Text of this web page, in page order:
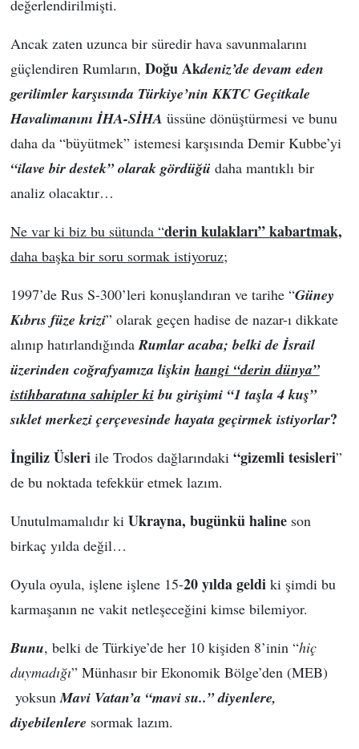
değerlendirilmişti.
Ancak zaten uzunca bir süredir hava savunmalarını
güçlendiren Rumların, Doğu Akdeniz’de devam eden
gerilimler karşısında Türkiye’nin KKTC Geçitkale
Havalimanını İHA-SİHA üssüne dönüştürmesi ve bunu
daha da “büyütmek” istemesi karşısında Demir Kubbe’yi
“ilave bir destek” olarak gördüğü daha mantıklı bir
analiz olacaktır…
Ne var ki biz bu sütunda “derin kulakları” kabartmak,
daha başka bir soru sormak istiyoruz;
1997’de Rus S-300’leri konuşlandıran ve tarihe “Güney
Kıbrıs füze krizi” olarak geçen hadise de nazar-ı dikkate
alınıp hatırlandığındaRumlar acaba; belki de İsrail
üzerinden coğrafyamıza lişkin hangi “derin dünya”
istihbaratına sahipler kibu girişimi “1 taşla 4 kuş”
sıklet merkezi çerçevesinde hayata geçirmek istiyorlar?
İngiliz Üsleri ile Trodos dağlarındaki“gizemli tesisleri”
de bu noktada tefekkür etmek lazım.
Unutulmamalıdır ki Ukrayna, bugünkü haline son
birkaç yılda değil…
Oyula oyula, işlene işlene 15-20 yılda geldi ki şimdi bu
karmaşanın ne vakit netleşeceğini kimse bilemiyor.
Bunu, belki de Türkiye’de her 10 kişiden 8’inin “hiç
duymadığı” Münhasır bir Ekonomik Bölge’den (MEB)
yoksun Mavi Vatan’a “mavi su..” diyenlere,
diyebilenlere sormak lazım.